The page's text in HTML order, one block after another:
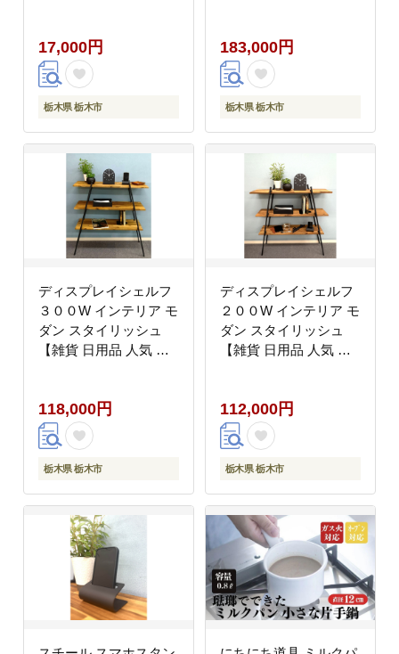
】
17,000円
栃木県 栃木市
183,000円
栃木県 栃木市
ディスプレイシェルフ
３００W インテリア モ
ダン スタイリッシュ
【雑貨 日用品 人気 お
118,000円
栃木県 栃木市
ディスプレイシェルフ
２００W インテリア モ
ダン スタイリッシュ
【雑貨 日用品 人気 お
112,000円
栃木県 栃木市